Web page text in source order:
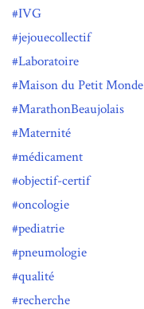
IVG
jejouecollectif
Laboratoire
Maison du Petit Monde
MarathonBeaujolais
Maternité
médicament
objectif-certif
oncologie
pediatrie
pneumologie
qualité
recherche